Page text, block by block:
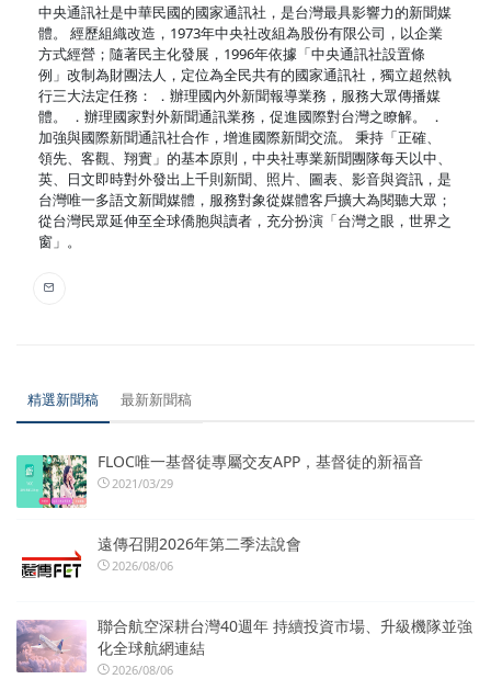
中央通訊社是中華民國的國家通訊社，是台灣最具影響力的新聞媒
體。 經歷組織改造，1973年中央社改組為股份有限公司，以企業
方式經營；隨著民主化發展，1996年依據「中央通訊社設置條
例」改制為財團法人，定位為全民共有的國家通訊社，獨立超然執
行三大法定任務： ．辦理國內外新聞報導業務，服務大眾傳播媒
體。 ．辦理國家對外新聞通訊業務，促進國際對台灣之瞭解。 ．
加強與國際新聞通訊社合作，增進國際新聞交流。 秉持「正確、
領先、客觀、翔實」的基本原則，中央社專業新聞團隊每天以中、
英、日文即時對外發出上千則新聞、照片、圖表、影音與資訊，是
台灣唯一多語文新聞媒體，服務對象從媒體客戶擴大為閱聽大眾；
從台灣民眾延伸至全球僑胞與讀者，充分扮演「台灣之眼，世界之
窗」。
精選新聞稿 最新新聞稿
FLOC唯一基督徒專屬交友APP，基督徒的新福音
2021/03/29
遠傳召開2026年第二季法說會
2026/08/06
聯合航空深耕台灣40週年 持續投資市場、升級機隊並強
化全球航網連結
2026/08/06